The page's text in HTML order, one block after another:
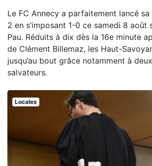
Le FC Annecy a parfaitement lancé
2 en s’imposant 1-0 ce samedi 8 août
Pau. Réduits à dix dès la 16e minute
de Clément Billemaz, les Haut-
jusqu’au bout grâce notamment à
salvateurs.
Locales